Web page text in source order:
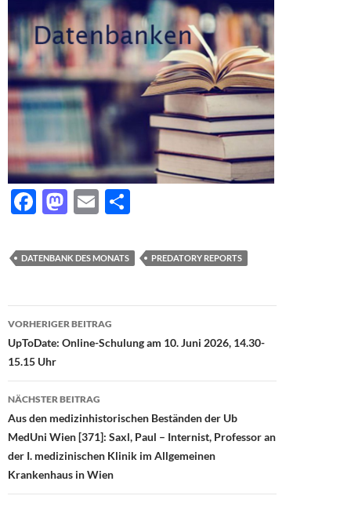
F
e
b
o
o
k
M
to
d
o
n
E
ail le
n
DATENBANK DES MONATS PREDATORY REPORTS
Beitragsnavigation
VORHERIGER BEITRAG
UpToDate: Online-Schulung am 10. Juni 2026, 14.30-
15.15 Uhr
NÄCHSTER BEITRAG
Aus den medizinhistorischen Beständen der Ub
MedUni Wien [371]: Saxl, Paul – Internist, Professor an
der I. medizinischen Klinik im Allgemeinen
Krankenhaus in Wien